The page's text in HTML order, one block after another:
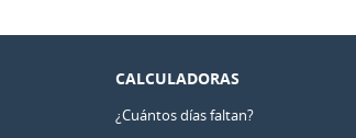
CALCULADORAS
¿Cuántos días faltan?